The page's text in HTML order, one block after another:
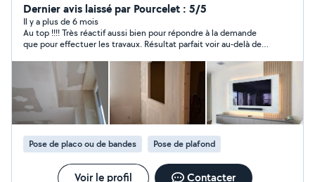
accompagner dans vos futurs travaux en neuf comme
en rénovation. Ensemble, nous définirons le projet qui
vous ressemble. Professionnel et à l'écoute, j'apporte un
soin particulier à tous mes chantiers, de la préparation à
la finition. Pour tout devis et conseils n'hésitez pas à me
contacter.
Dernier avis laissé par Pourcelet : 5/5
Il y a plus de 6 mois
Au top !!!! Très réactif aussi bien pour répondre à la demande
que pour effectuer les travaux. Résultat parfait voir au-delà de
les meilleurs choix. Nous retravaillerons avec lui sans hésiter.
Pose de placo ou de bandes Pose de plafond
Voir le profil Contacter